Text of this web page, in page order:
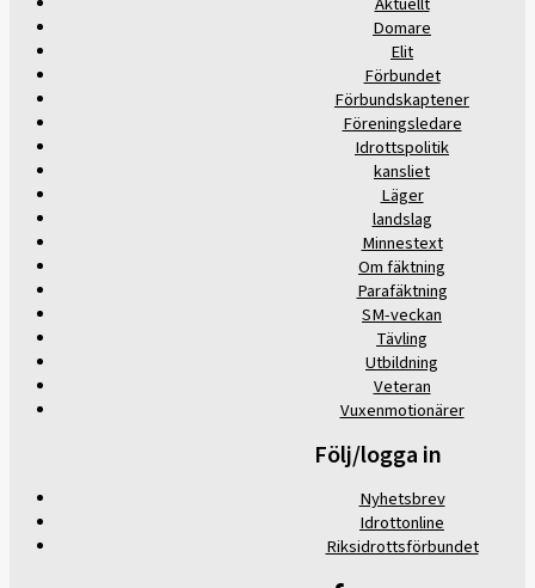
Domare
Elit
Förbundet
Förbundskaptener
Föreningsledare
Idrottspolitik
kansliet
Läger
landslag
Minnestext
Om fäktning
Parafäktning
SM-veckan
Tävling
Utbildning
Veteran
Vuxenmotionärer
Följ/logga in
Nyhetsbrev
Idrottonline
Riksidrottsförbundet